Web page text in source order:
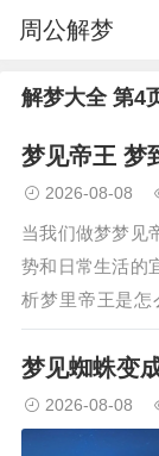
周公解梦
解梦大全 第4
梦见帝王 梦
2026-08-08
当我们做梦梦见
势和日常生活的
析梦里帝王是怎
梦：梦见在国外
会发生争执。梦
梦见蜘蛛变
2026-08-08